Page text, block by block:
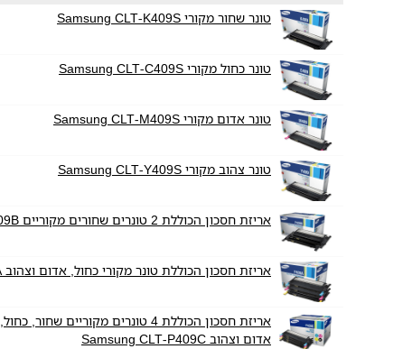
טונר שחור מקורי Samsung CLT-K409S
טונר כחול מקורי Samsung CLT-C409S
טונר אדום מקורי Samsung CLT-M409S
טונר צהוב מקורי Samsung CLT-Y409S
אריזת חסכון הכוללת 2 טונרים שחורים מקוריים Samsung CLT-P409B
אריזת חסכון הכוללת טונר מקורי כחול, אדום וצהוב Samsung CLT-P409A
אריזת חסכון הכוללת 4 טונרים מקוריים שחור, כחול,
אדום וצהוב Samsung CLT-P409C